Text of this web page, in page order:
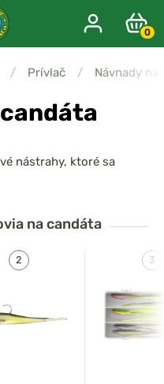
0
/ Prívlač / Návnady na
nástrahy, ktoré sa
Vďaka svojmu
šancu na úspešný
prezentáciu nástrahy.
na candáta